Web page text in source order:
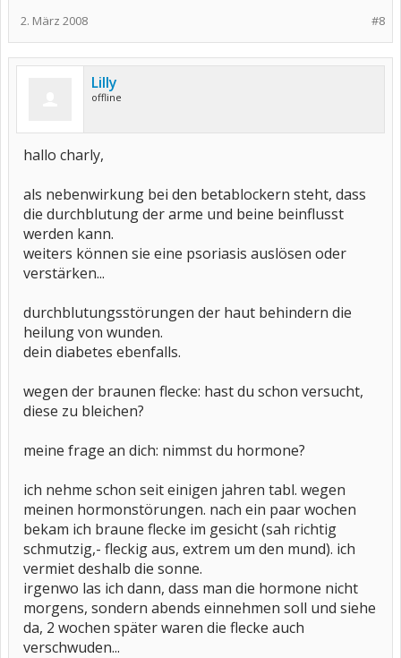
#8
2. März 2008
Lilly
offline
hallo charly,
als nebenwirkung bei den betablockern steht, dass
die durchblutung der arme und beine beinflusst
werden kann.
weiters können sie eine psoriasis auslösen oder
verstärken...
durchblutungsstörungen der haut behindern die
heilung von wunden.
dein diabetes ebenfalls.
wegen der braunen flecke: hast du schon versucht,
diese zu bleichen?
meine frage an dich: nimmst du hormone?
ich nehme schon seit einigen jahren tabl. wegen
meinen hormonstörungen. nach ein paar wochen
bekam ich braune flecke im gesicht (sah richtig
schmutzig,- fleckig aus, extrem um den mund). ich
vermiet deshalb die sonne.
irgenwo las ich dann, dass man die hormone nicht
morgens, sondern abends einnehmen soll und siehe
da, 2 wochen später waren die flecke auch
verschwuden...